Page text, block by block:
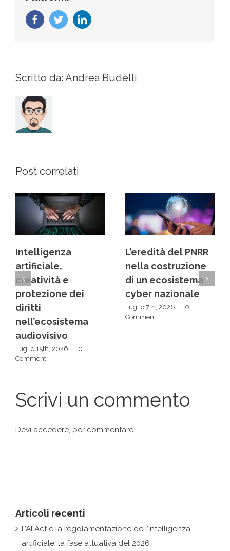
FacebookTwitterLinkedIn
Scritto da: Andrea Budelli
Post correlati
L’eredità del PNRR
nella costruzione
di un ecosistema
cyber nazionale
Luglio 7th, 2026
Commenti
Dai back office ai
centri decisionali:
la rivoluzione
silenziosa delle IA
Luglio 1st, 2026
0
Commenti
Scrivi un commento
Intelligenza artificiale, creatività e protezione dei
diritti nell’ecosistema audiovisivo